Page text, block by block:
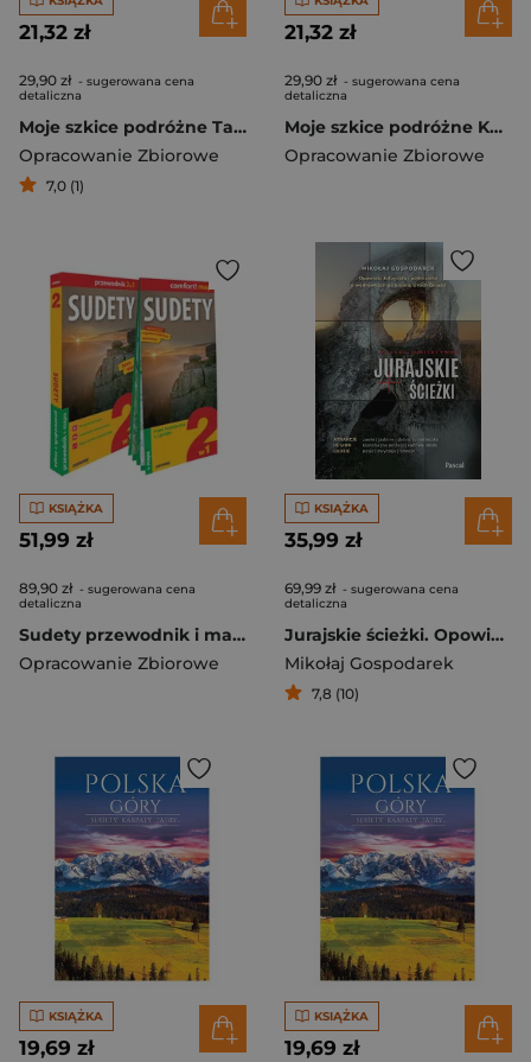
21,32 zł
29,90 zł - sugerowana cena
detaliczna
Moje szkice podróżne Tatry
Opracowanie Zbiorowe
7,0 (1)
21,32 zł
29,90 zł - sugerowana cena
detaliczna
Moje szkice podróżne Karkonosze
Opracowanie Zbiorowe
KSIĄŻKA
51,99 zł
89,90 zł - sugerowana cena
detaliczna
Sudety przewodnik i mapa 2w1 2024
Opracowanie Zbiorowe
KSIĄŻKA
35,99 zł
69,99 zł - sugerowana cena
detaliczna
Jurajskie ścieżki. Opowieść fotografa i podróżnika o wędrówkach po krainie Orlich Gniazd
Mikołaj Gospodarek
7,8 (10)
KSIĄŻKA
19,69 zł
KSIĄŻKA
19,69 zł